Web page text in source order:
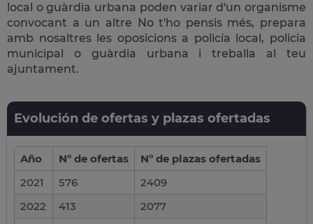
local o guàrdia urbana poden variar d'un organisme
convocant a un altre No t'ho pensis més, prepara
amb nosaltres les oposicions a policía local, policia
municipal o guàrdia urbana i treballa al teu
ajuntament.
Evolución de ofertas y plazas ofertadas
Año Nº de ofertas
Nº de plazas ofertadas
2021
576
2409
2022
413
2077